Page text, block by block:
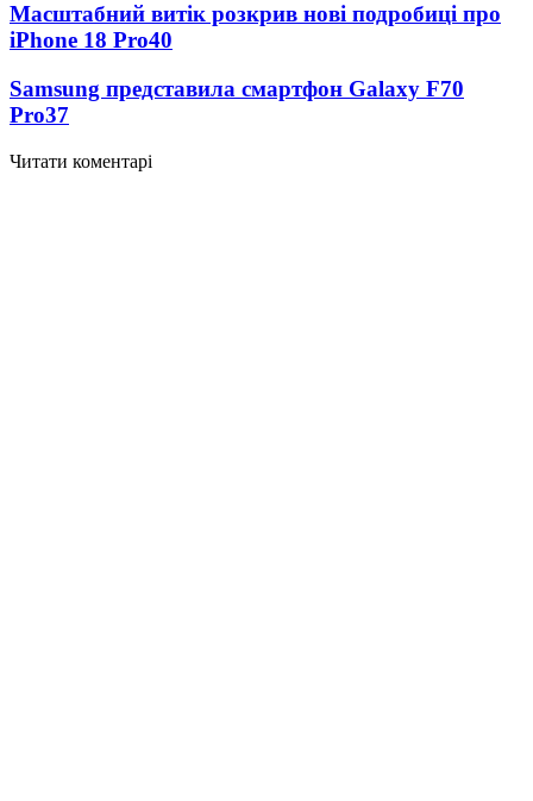
Масштабний витік розкрив нові подробиці про
iPhone 18 Pro40
Samsung представила смартфон Galaxy F70
Pro37
Читати коментарі